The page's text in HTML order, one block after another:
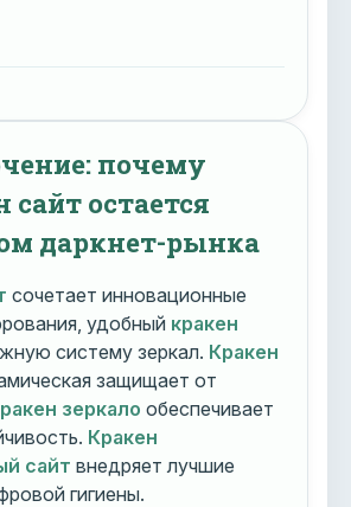
почему
сайт остается
даркнет-рынка
сочетает инновационные
удобный кракен
систему зеркал. Кракен
защищает от
зеркало обеспечивает
Кракен
сайт внедряет лучшие
гигиены.